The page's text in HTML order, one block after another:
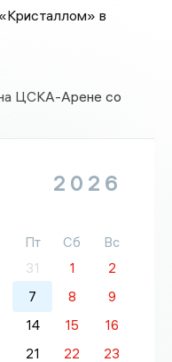
в
ЦСКА-Арене со
2026
Пт Сб
Вс
31 1
2
7 8
9
14 15
16
21 22
23